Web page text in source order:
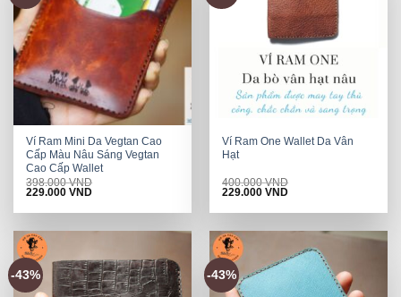
Ví Ram Mini Da Vegtan Cao
Cấp Màu Nâu Sáng Vegtan
Cao Cấp Wallet
398.000VND
Original
was:
229.000VNDCurrent
is:
Ví Ram One Wallet Da Vân
Hạt
400.000VND
Original
was:
229.000VNDCurrent
is:
-43% -43%